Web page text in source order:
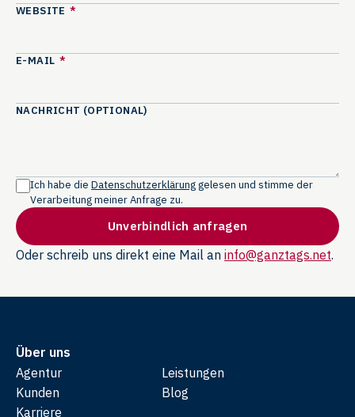
WEBSITE *
E-MAIL *
NACHRICHT (OPTIONAL)
Ich habe die Datenschutzerklärunggelesen und stimme der
Verarbeitung meiner Anfrage zu.
Unverbindlich anfragen
Oder schreib uns direkt eine Mail an info@ganztags.net.
Über uns
Agentur
Leistungen
Kunden
Blog
Karriere